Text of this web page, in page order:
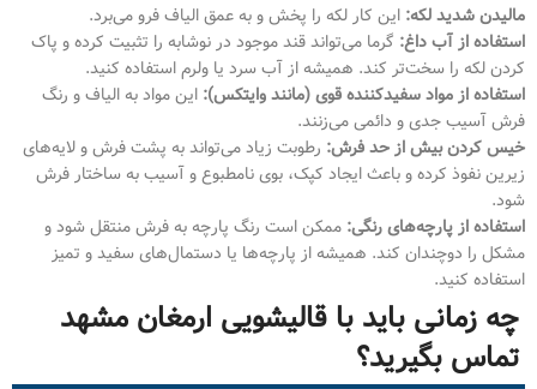
مالیدن شدید لکه: این کار لکه را پخش و به عمق الیاف فرو می‌برد.
استفاده از آب داغ: گرما می‌تواند قند موجود در نوشابه را تثبیت کرده و پاک
کردن لکه را سخت‌تر کند. همیشه از آب سرد یا ولرم استفاده کنید.
استفاده از مواد سفیدکننده قوی (مانند وایتکس): این مواد به الیاف و رنگ
فرش آسیب جدی و دائمی می‌زنند.
خیس کردن بیش از حد فرش: رطوبت زیاد می‌تواند به پشت فرش و لایه‌های
زیرین نفوذ کرده و باعث ایجاد کپک، بوی نامطبوع و آسیب به ساختار فرش
شود.
استفاده از پارچه‌های رنگی: ممکن است رنگ پارچه به فرش منتقل شود و
مشکل را دوچندان کند. همیشه از پارچه‌ها یا دستمال‌های سفید و تمیز
استفاده کنید.
چه زمانی باید با قالیشویی ارمغان مشهد
تماس بگیرید؟